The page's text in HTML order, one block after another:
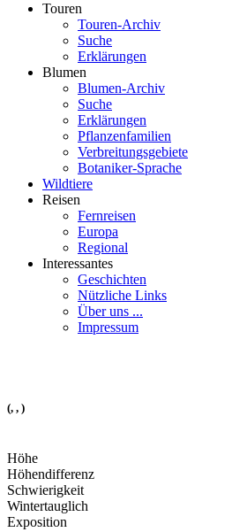
Touren
Touren-Archiv
Suche
Erklärungen
Blumen
Blumen-Archiv
Suche
Erklärungen
Pflanzenfamilien
Verbreitungsgebiete
Botaniker-Sprache
Wildtiere
Reisen
Fernreisen
Europa
Regional
Interessantes
Geschichten
Nützliche Links
Über uns ...
Impressum
(, , )
Höhe
Höhendifferenz
Schwierigkeit
Wintertauglich
Exposition